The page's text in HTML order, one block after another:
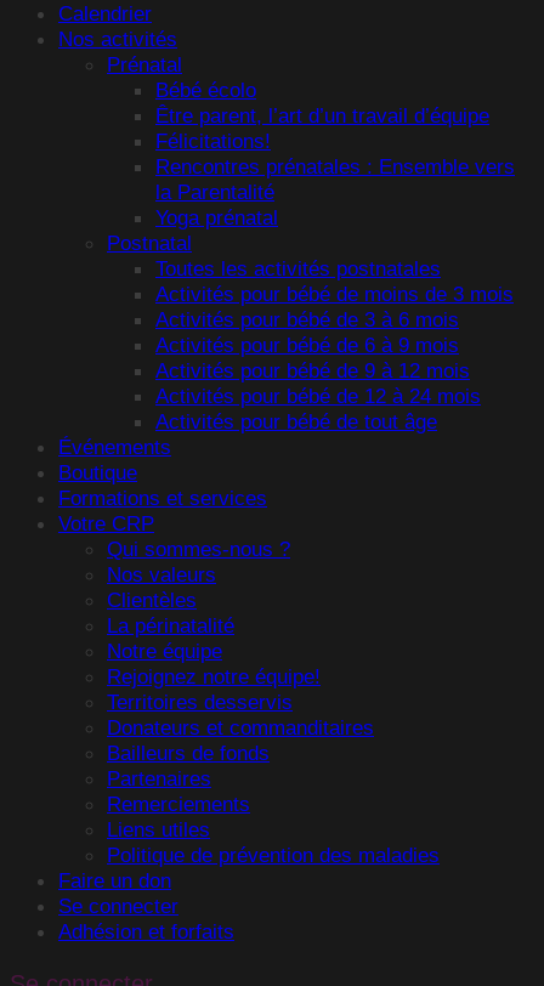
Calendrier
Nos activités
Prénatal
Bébé écolo
Être parent, l’art d’un travail d’équipe
Félicitations!
Rencontres prénatales : Ensemble vers
la Parentalité
Yoga prénatal
Postnatal
Toutes les activités postnatales
Activités pour bébé de moins de 3 mois
Activités pour bébé de 3 à 6 mois
Activités pour bébé de 6 à 9 mois
Activités pour bébé de 9 à 12 mois
Activités pour bébé de 12 à 24 mois
Activités pour bébé de tout âge
Événements
Boutique
Formations et services
Votre CRP
Qui sommes-nous ?
Nos valeurs
Clientèles
La périnatalité
Notre équipe
Rejoignez notre équipe!
Territoires desservis
Donateurs et commanditaires
Bailleurs de fonds
Partenaires
Remerciements
Liens utiles
Politique de prévention des maladies
Faire un don
Se connecter
Adhésion et forfaits